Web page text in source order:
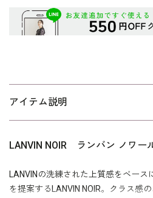
アイテム説明
LANVIN NOIR ランバン ノワー
LANVINの洗練された上質感をベー
を提案するLANVIN NOIR。クラス感